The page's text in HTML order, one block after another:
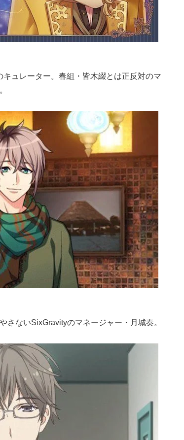
キュレーター。春組・皆木綴とは正反対のマ
さないSixGravityのマネージャー・月城奏。